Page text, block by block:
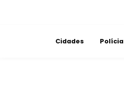
Cidades Polícia